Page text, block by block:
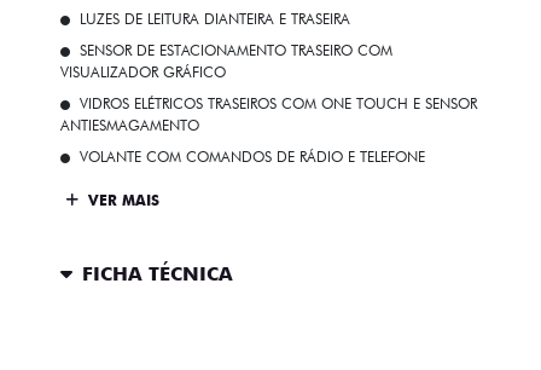
LUZES DE LEITURA DIANTEIRA E TRASEIRA
SENSOR DE ESTACIONAMENTO TRASEIRO COM
VISUALIZADOR GRÁFICO
VIDROS ELÉTRICOS TRASEIROS COM ONE TOUCH E SENSOR
ANTIESMAGAMENTO
VOLANTE COM COMANDOS DE RÁDIO E TELEFONE
VER MAIS
FICHA TÉCNICA